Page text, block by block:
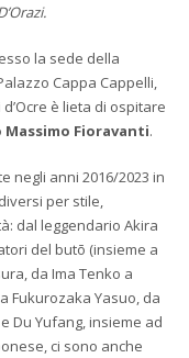
la sede della
Cappa Cappelli,
è lieta di ospitare
Massimo Fioravanti.
negli anni 2016/2023 in
diversi per stile,
dal leggendario Akira
del butō (insieme a
da Ima Tenko a
Fukurozaka Yasuo, da
Du Yufang, insieme ad
ci sono anche